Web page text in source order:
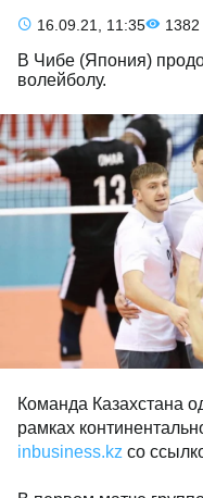
16.09.21, 11:35 1382
В Чибе (Япония)
волейболу.
Команда Казахстана
рамках
inbusiness.kz со